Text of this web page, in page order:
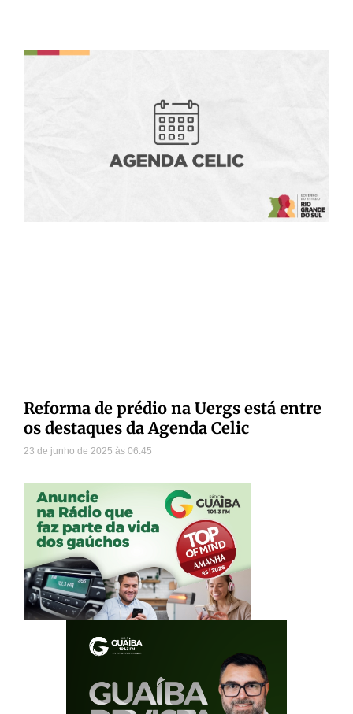
Reforma de prédio na Uergs está entre
os destaques da Agenda Celic
23 de junho de 2025 06:45